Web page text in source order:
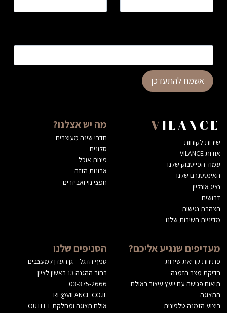
אשמח להתעדכן
VILANCE
שירות לקוחות
אודות VILANCE
עמוד הפייסבוק שלנו
האינסטגרם שלנו
נציג אונליין
דרושים
הצהרת נגישות
מדיניות השירות שלנו
מה יש אצלנו?
חדרי שינה מעוצבים
סלונים
פינות אוכל
ארונות הזזה
חפצי נוי ואביזרים
מעדיפים שנגיע אליכם?
פתיחת קריאת שירות
בדיקת מצב הזמנה
תיאום פגישה עם יועץ עיצוב באולם
התצוגה
ביצוע הזמנה טלפונית
הסניפים שלנו
סניף הדגל – גן העדן למעצבים
רחוב ההגנה 13 ראשון לציון
03-375-2666
RL@VILANCE.CO.IL
אולם תצוגה ומחלקת OUTLET